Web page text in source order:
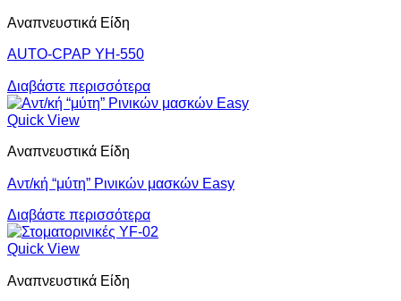
Αναπνευστικά Είδη
AUTO-CPAP YH-550
Διαβάστε περισσότερα
Quick View
Αναπνευστικά Είδη
Αντ/κή “μύτη” Ρινικών μασκών Easy
Διαβάστε περισσότερα
Quick View
Αναπνευστικά Είδη